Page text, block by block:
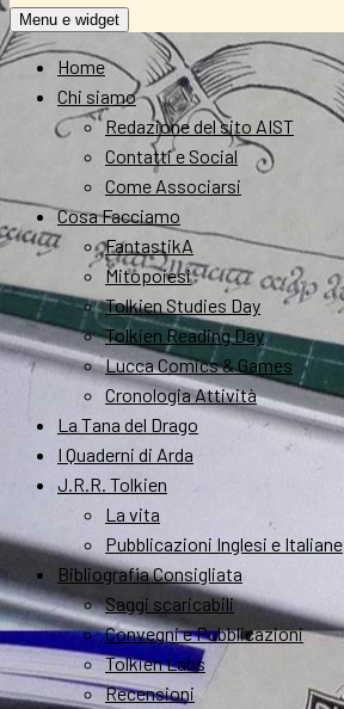
Menu e widget
Home
Chi siamo
Redazione del sito AIST
Contatti e Social
Come Associarsi
Cosa Facciamo
FantastikA
Mitopoiesi
Tolkien Studies Day
Tolkien Reading Day
Lucca Comics & Games
Cronologia Attività
La Tana del Drago
I Quaderni di Arda
J.R.R. Tolkien
La vita
Pubblicazioni Inglesi e Italiane
Bibliografia Consigliata
Saggi scaricabili
Convegni e Pubblicazioni
Tolkien Labs
Recensioni